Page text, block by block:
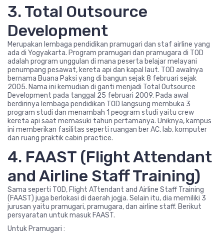
3. Total Outsource
Development
Merupakan lembaga pendidikan pramugari dan staf airline yang
ada di Yogyakarta. Program pramugari dan pramugara di TOD
adalah program unggulan di mana peserta belajar melayani
penumpang pesawat, kereta api dan kapal laut. TOD awalnya
bernama Buana Paksi yang di bangun sejak 8 februari sejak
2005. Nama ini kemudian di ganti menjadi Total Outsource
Development pada tanggal 25 februari 2009. Pada awal
berdirinya lembaga pendidikan TOD langsung membuka 3
program studi dan menambah 1 peogram studi yaitu crew
kereta api saat memasuki tahun pertamanya. Uniknya, kampus
ini memberikan fasilitas seperti ruangan ber AC, lab, komputer
dan ruang praktik cabin practice.
4. FAAST (Flight Attendant
and Airline Staff Training)
Sama seperti TOD, Flight ATtendant and Airline Staff Training
(FAAST) juga berlokasi di daerah jogja. Selain itu, dia memiliki 3
jurusan yaitu pramugari, pramugara, dan airline staff. Berikut
persyaratan untuk masuk FAAST.
Untuk Pramugari :